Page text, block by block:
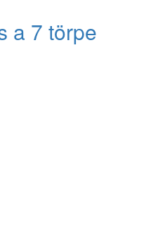
a 7 törpe